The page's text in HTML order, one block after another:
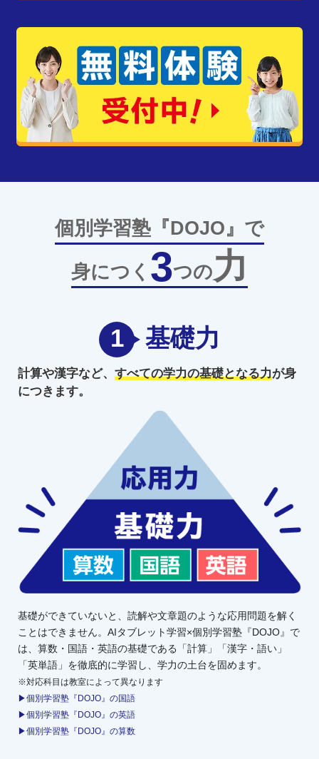
個別学習塾『DOJO』で
身につく 3つの力
1 基礎力
計算や漢字など、 すべての学力の基礎となる力が身
につきます。
基礎ができていないと、読解や文章題のような応用問題を解く
ことはできません。AIタブレット学習×個別学習塾『DOJO』で
は、算数・国語・英語の基礎である「計算」「漢字・語い」
「英単語」を徹底的に学習し、学力の土台を固めます。
※対応科目は教室によって異なります
▶個別学習塾『DOJO』の国語
▶個別学習塾『DOJO』の英語
▶個別学習塾『DOJO』の算数